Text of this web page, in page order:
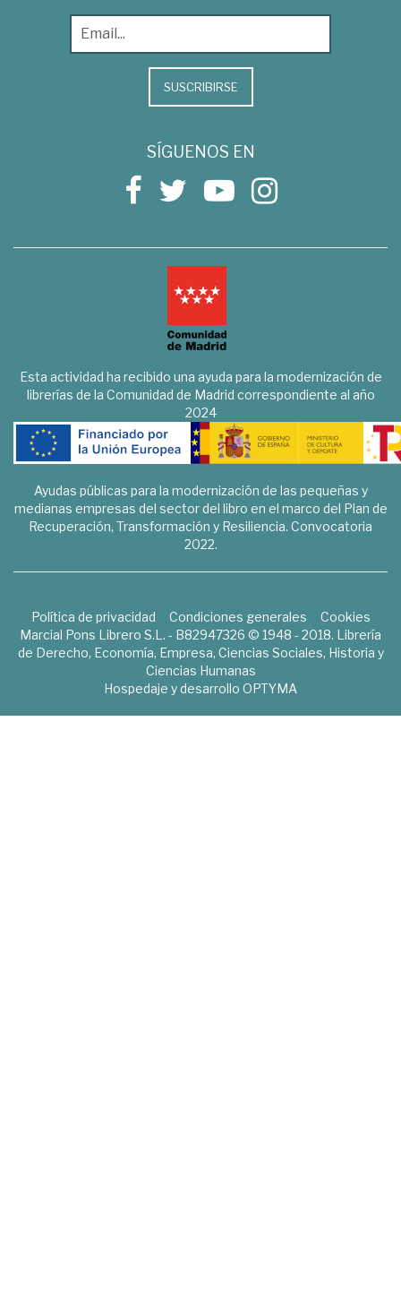
SUSCRIBIRSE
SÍGUENOS EN
Esta actividad ha recibido una ayuda para la modernización de
librerías de la Comunidad de Madrid correspondiente al año
2024
Ayudas públicas para la modernización de las pequeñas y
medianas empresas del sector del libro en el marco del Plan de
Recuperación, Transformación y Resiliencia. Convocatoria
2022.
Política de privacidad Condiciones generales
Cookies
Marcial Pons Librero S.L. - B82947326 © 1948 - 2018. Librería
de Derecho, Economía, Empresa, Ciencias Sociales, Historia y
Ciencias Humanas
Hospedaje y desarrollo OPTYMA